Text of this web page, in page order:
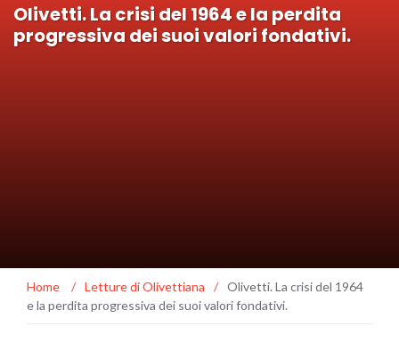
Olivetti. La crisi del 1964 e la perdita
progressiva dei suoi valori fondativi.
Home / Letture di Olivettiana / Olivetti. La crisi del 1964
e la perdita progressiva dei suoi valori fondativi.